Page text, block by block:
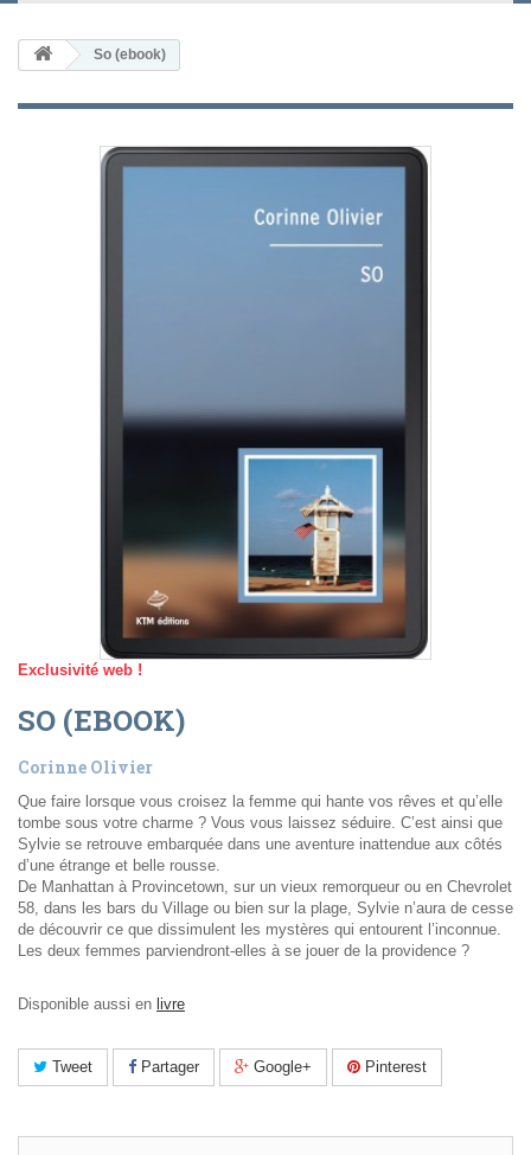
So (ebook)
Exclusivité web !
SO (EBOOK)
Corinne Olivier
Que faire lorsque vous croisez la femme qui hante vos rêves et qu’elle
tombe sous votre charme ? Vous vous laissez séduire. C’est ainsi que
Sylvie se retrouve embarquée dans une aventure inattendue aux côtés
d’une étrange et belle rousse.
De Manhattan à Provincetown, sur un vieux remorqueur ou en Chevrolet
58, dans les bars du Village ou bien sur la plage, Sylvie n’aura de cesse
de découvrir ce que dissimulent les mystères qui entourent l’inconnue.
Les deux femmes parviendront-elles à se jouer de la providence ?
Disponible aussi en livre
Tweet Partager Google+ Pinterest